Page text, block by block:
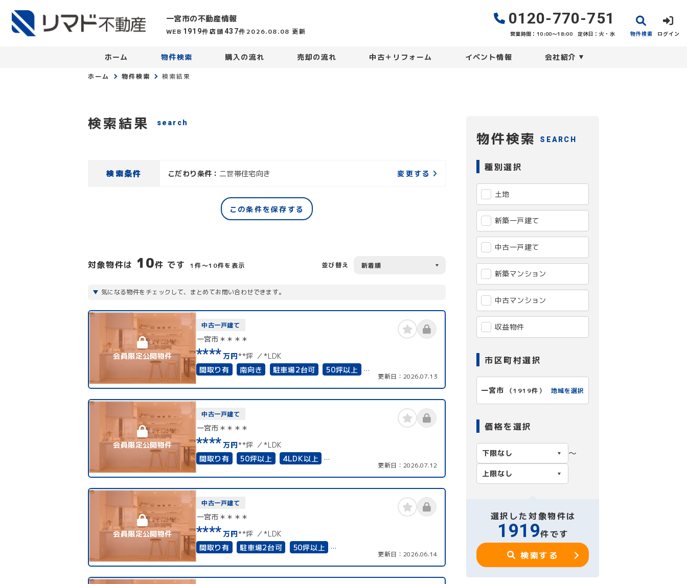
一宮市の不動産情報
WEB 1919件 店頭437件 2026.08.08 更新
0120-770-751
営業時間：10:00〜18:00 定休日：火・水 物件検索 ログイン
ホーム 物件検索 購入の流れ 売却の流れ 中古＋リフォーム イベント情報 会社紹介
ホーム 物件検索 検索結果
検索結果 search
検索条件 こだわり条件： 二世帯住宅向き 変更する
この条件を保存する
対象物件は 10件 です 1件〜10件を表示 並び替え
気になる物件をチェックして、まとめてお問い合わせできます。
会員限定公開物件
中古一戸建て
一宮市＊＊＊＊
****万円**坪 *LDK
間取り有 南向き 駐車場2台可
50坪以上
更新日： 2026.07.13
会員限定公開物件
中古一戸建て
一宮市＊＊＊＊
****万円**坪 *LDK
間取り有 50坪以上
4LDK以上
更新日： 2026.07.12
会員限定公開物件
中古一戸建て
一宮市＊＊＊＊
****万円**坪 *LDK
間取り有 駐車場2台可
50坪以上
更新日： 2026.06.14
物件検索 SEARCH
種別選択
土地
新築一戸建て
中古一戸建て
新築マンション
中古マンション
収益物件
市区町村選択
一宮市 （1919件） 地域を選択
価格を選択
〜
選択した対象物件は
1919件です
検索する